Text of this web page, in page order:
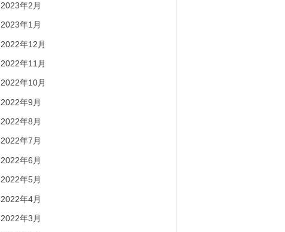
2023年2月
2023年1月
2022年12月
2022年11月
2022年10月
2022年9月
2022年8月
2022年7月
2022年6月
2022年5月
2022年4月
2022年3月